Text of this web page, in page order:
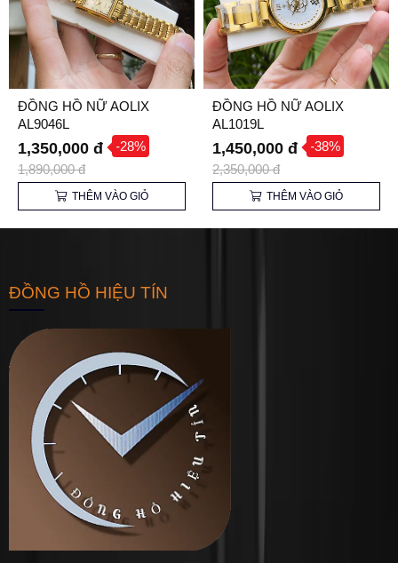
ĐỒNG HỒ NỮ AOLIX
AL9046L
1,350,000 đ -28%
1,890,000 đ
THÊM VÀO GIỎ
ĐỒNG HỒ NỮ AOLIX
AL1019L
1,450,000 đ -38%
2,350,000 đ
THÊM VÀO GIỎ
ĐỒNG HỒ HIỆU TÍN